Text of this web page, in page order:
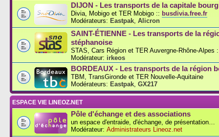
DIJON - Les transports de la capitale
Divia, Mobigo et TER Mobigo :: busdivia.free.fr
Modérateurs: Eastpak Alicron
SAINT-ÉTIENNE - Les transports de la
stéphanoise
STAS, Cars Région et TER Auvergne-Rhône-Alpes
Modérateur: irkeos
BORDEAUX - Les transports de la région
TBM, TransGironde et TER Nouvelle-Aquitaine
Modérateurs: Eastpak GX217
ESPACE VIE LINEOZ.NET
Pôle d'échange et des associations
un espace d'entraide, d'échange, de présentation…
Modérateur: Administrateurs Lineoz.net